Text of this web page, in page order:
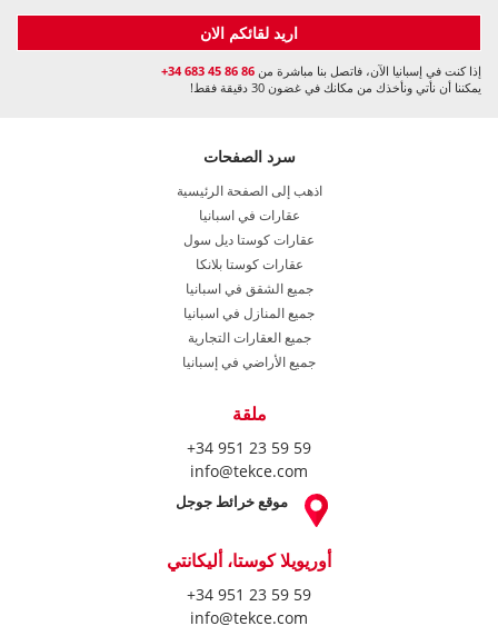
اريد لقائكم الان
إذا كنت في إسبانيا الآن، فاتصل بنا مباشرة من +34 683 45 86 86
يمكننا أن نأتي ونأخذك من مكانك في غضون 30 دقيقة فقط!
سرد الصفحات
اذهب إلى الصفحة الرئيسية
عقارات في اسبانيا
عقارات كوستا ديل سول
عقارات كوستا بلانكا
جميع الشقق في اسبانيا
جميع المنازل في اسبانيا
جميع العقارات التجارية
جميع الأراضي في إسبانيا
ملقة
+34 951 23 59 59
info@tekce.com
موقع خرائط جوجل
أوريويلا كوستا، أليكانتي
+34 951 23 59 59
info@tekce.com